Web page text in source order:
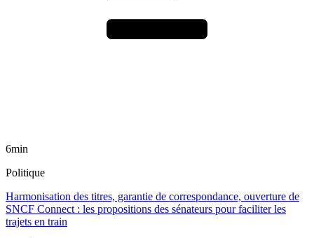
6min
Politique
Harmonisation des titres, garantie de correspondance, ouverture de
SNCF Connect : les propositions des sénateurs pour faciliter les
trajets en train